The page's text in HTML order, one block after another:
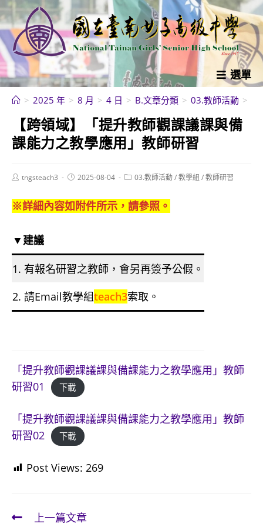
跳
轉
至
主
要
內
選單
> 2025 年 > 8 月 > 4 日 > B.文章分類 > 03.教師活動 >
【跨領域】「提升教師觀課議課與備
課能力之教學應用」教師研習
Posttngsteach3
Post2025-08-04
Post03.教師活動/教學組 /教師研習
※詳細內容如附件所示，請參照。
▼建議
1. 有報名研習之教師，會另再簽予公假。
2. 請Email教學組teach3索取。
「提升教師觀課議課與備課能力之教學應用」教師
研習01
下載
「提升教師觀課議課與備課能力之教學應用」教師
研習02
下載
Post Views: 269
Read上一篇文章